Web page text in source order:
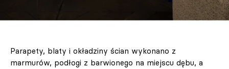
Parapety, blaty i okładziny ścian wykonano z
marmurów, podłogi z barwionego na miejscu dębu, a